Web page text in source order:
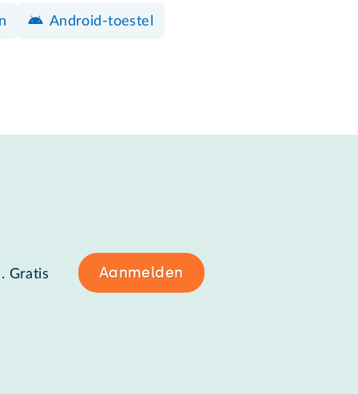
Android-toestel
Gratis Aanmelden